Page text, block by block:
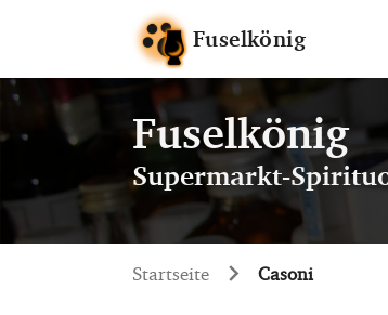
Fuselkönig
Fuselkönig
Supermarkt-
Startseite Casoni